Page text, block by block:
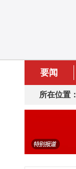
要闻
所在位置：